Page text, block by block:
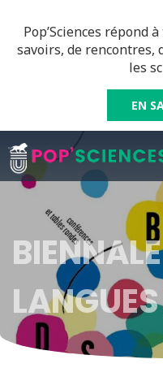
Pop’Sciences répond
savoirs, de rencontres,
les
EN